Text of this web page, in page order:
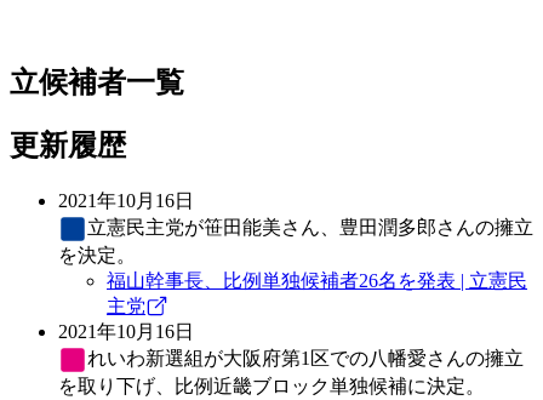
立候補者一覧
更新履歴
2021年10月16日
立憲民主党が笹田能美さん、豊田潤多郎さんの擁立
を決定。
福山幹事長、比例単独候補者26名を発表 | 立憲民
主党
2021年10月16日
れいわ新選組が大阪府第1区での八幡愛さんの擁立
を取り下げ、比例近畿ブロック単独候補に決定。